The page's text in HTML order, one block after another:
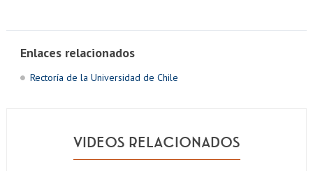
Enlaces relacionados
Rectoría de la Universidad de Chile
VIDEOS RELACIONADOS